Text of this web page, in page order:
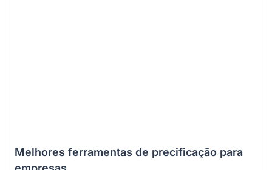
Melhores ferramentas de precificação para